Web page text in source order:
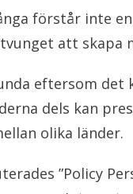
förstår inte
att skapa
eftersom det
dels kan
olika länder.
”Policy